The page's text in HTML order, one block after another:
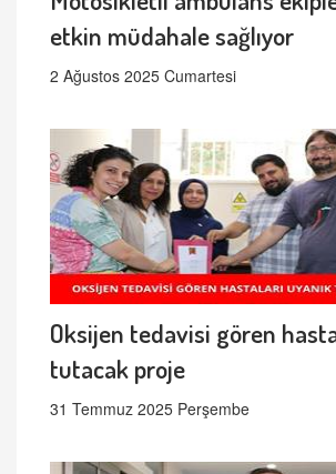
etkin müdahale sağlıyor
2 Ağustos 2025 Cumartesi
Oksijen tedavisi gören
tutacak proje
31 Temmuz 2025 Perşembe